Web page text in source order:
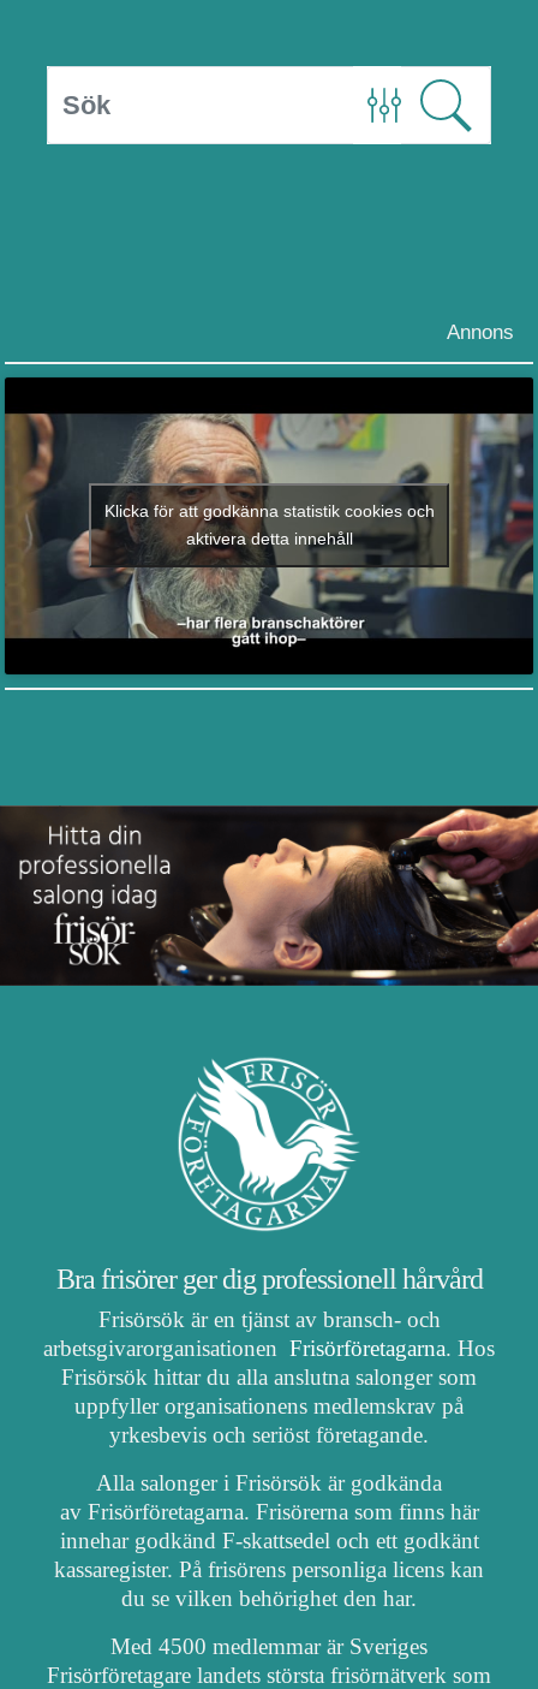
Annons
Klicka för att godkänna statistik cookies och
aktivera detta innehåll
Bra frisörer ger dig professionell hårvård
Frisörsök är en tjänst av bransch- och
arbetsgivarorganisationen Frisörföretagarna. Hos
Frisörsök hittar du alla anslutna salonger som
uppfyller organisationens medlemskrav på
yrkesbevis och seriöst företagande.
Alla salonger i Frisörsök är godkända
av Frisörföretagarna. Frisörerna som finns här
innehar godkänd F-skattsedel och ett godkänt
kassaregister. På frisörens personliga licens kan
du se vilken behörighet den har.
Med 4500 medlemmar är Sveriges
Frisörföretagare landets största frisörnätverk som